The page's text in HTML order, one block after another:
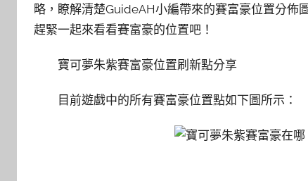
略，瞭解清楚GuideAH小編帶來的賽富豪位置分佈
趕緊一起來看看賽富豪的位置吧！
寶可夢朱紫賽富豪位置刷新點分享
目前遊戲中的所有賽富豪位置點如下圖所示：